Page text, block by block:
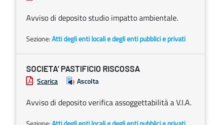
Avviso di deposito studio impatto ambientale.
Sezione:Atti degli enti locali e degli enti pubblici e privati
SOCIETA’ PASTIFICIO RISCOSSA
Scarica Ascolta
Avviso di deposito verifica assoggettabilità a V.I.A.